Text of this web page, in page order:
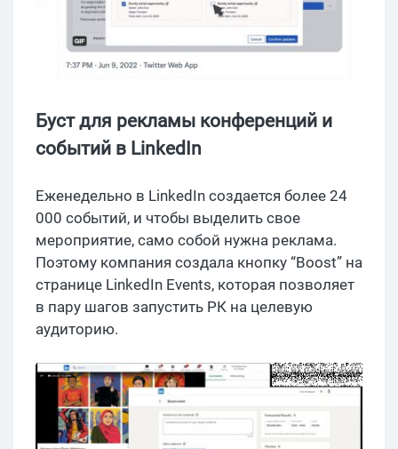
Буст для рекламы конференций и
событий в LinkedIn
Еженедельно в LinkedIn создается более 24
000 событий, и чтобы выделить свое
мероприятие, само собой нужна реклама.
Поэтому компания создала кнопку “Boost” на
странице LinkedIn Events, которая позволяет
в пару шагов запустить РК на целевую
аудиторию.